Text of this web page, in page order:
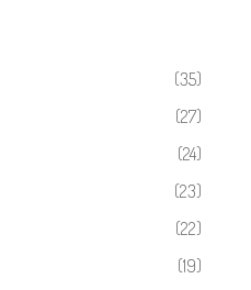
(35)
(27)
(24)
(23)
(22)
(19)